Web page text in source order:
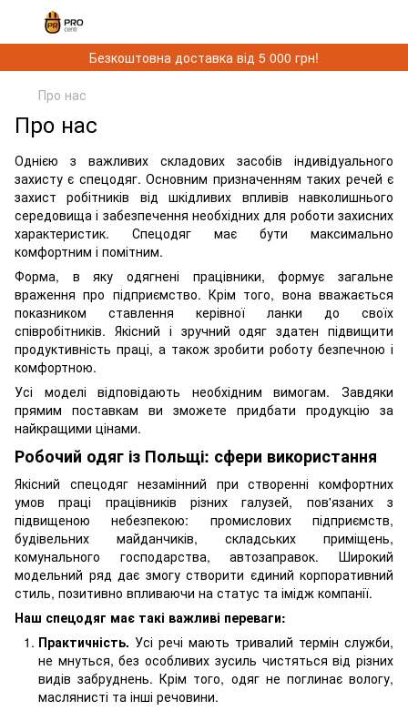
Безкоштовна доставка від 5 000 грн!
Про нас
Про нас
Однією з важливих складових засобів індивідуального
захисту є спецодяг. Основним призначенням таких речей є
захист робітників від шкідливих впливів навколишнього
середовища і забезпечення необхідних для роботи захисних
характеристик. Спецодяг має бути максимально
комфортним і помітним.
Форма, в яку одягнені працівники, формує загальне
враження про підприємство. Крім того, вона вважається
показником ставлення керівної ланки до своїх
співробітників. Якісний і зручний одяг здатен підвищити
продуктивність праці, а також зробити роботу безпечною і
комфортною.
Усі моделі відповідають необхідним вимогам. Завдяки
прямим поставкам ви зможете придбати продукцію за
найкращими цінами.
Робочий одяг із Польщі: сфери використання
Якісний спецодяг незамінний при створенні комфортних
умов праці працівників різних галузей, пов'язаних з
підвищеною небезпекою: промислових підприємств,
будівельних майданчиків, складських приміщень,
комунального господарства, автозаправок. Широкий
модельний ряд дає змогу створити єдиний корпоративний
стиль, позитивно впливаючи на статус та імідж компанії.
Наш спецодяг має такі важливі переваги:
Практичність. Усі речі мають тривалий термін служби,
не мнуться, без особливих зусиль чистяться від різних
видів забруднень. Крім того, одяг не поглинає вологу,
маслянисті та інші речовини.